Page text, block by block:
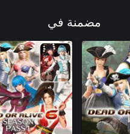
مضمنة في